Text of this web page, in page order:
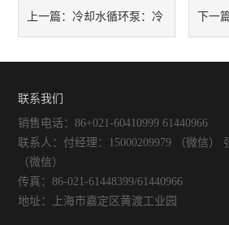
上一篇： 冷却水循环泵：冷 下一
联系我们
销售电话：86+021-60410999 61440966
联系人：付经理：15000209979 （微信）
（微信）
传真：86-021-61448399/61440966
地址：上海市嘉定区黄渡工业园